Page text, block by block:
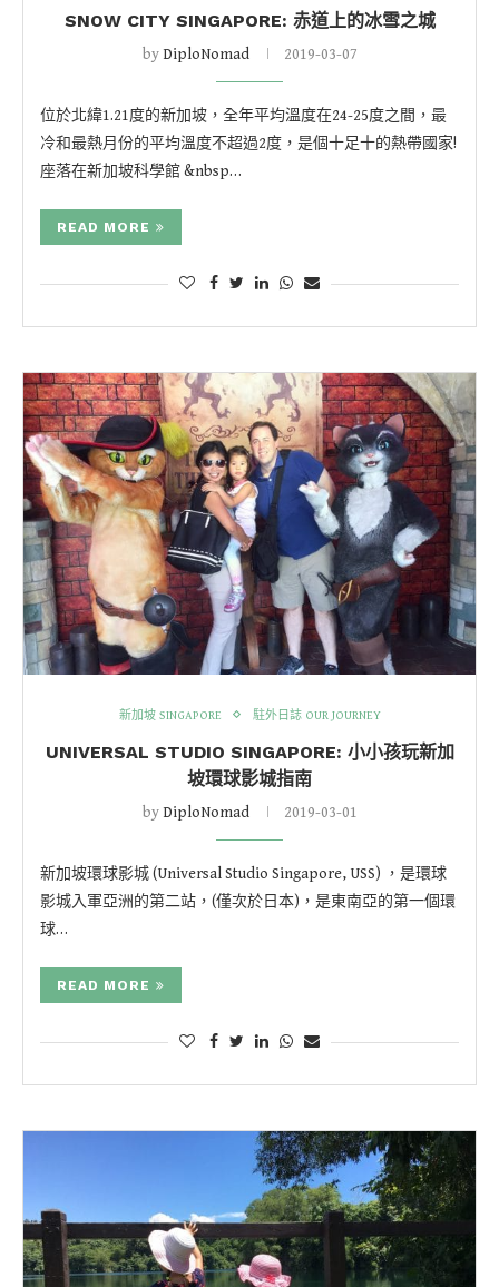
SNOW CITY SINGAPORE: 赤道上的冰雪之城
byDiploNomad 2019-03-07
位於北緯1.21度的新加坡，全年平均溫度在24-25度之間，最
冷和最熱月份的平均溫度不超過2度，是個十足十的熱帶國家!
座落在新加坡科學館 &nbsp…
READ MORE
新加坡 SINGAPORE 駐外日誌 OUR JOURNEY
UNIVERSAL STUDIO SINGAPORE: 小小孩玩新加
坡環球影城指南
byDiploNomad 2019-03-01
新加坡環球影城 (Universal Studio Singapore, USS) ，是環球
影城入軍亞洲的第二站，(僅次於日本)，是東南亞的第一個環
球…
READ MORE